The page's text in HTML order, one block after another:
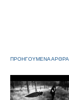
ΠΡΟΗΓΟΥΜΕΝΑ ΑΡΘΡΑ